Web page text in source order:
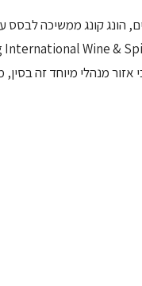
הונג קונג ממשיכה לבסס
הוכיחה שוב כי אזור מנהלי